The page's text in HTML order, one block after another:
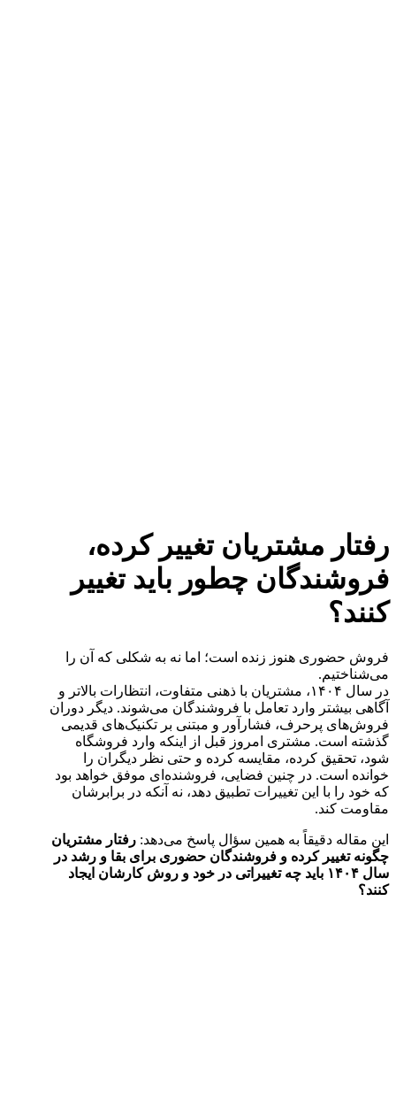
رفتار مشتریان تغییر کرده،
فروشندگان چطور باید تغییر
کنند؟
فروش حضوری هنوز زنده است؛ اما نه به شکلی که آن را
می‌شناختیم.
در سال ۱۴۰۴، مشتریان با ذهنی متفاوت، انتظارات بالاتر و
آگاهی بیشتر وارد تعامل با فروشندگان می‌شوند. دیگر دوران
فروش‌های پرحرف، فشارآور و مبتنی بر تکنیک‌های قدیمی
گذشته است. مشتری امروز قبل از اینکه وارد فروشگاه
شود، تحقیق کرده، مقایسه کرده و حتی نظر دیگران را
خوانده است. در چنین فضایی، فروشنده‌ای موفق خواهد بود
که خود را با این تغییرات تطبیق دهد، نه آنکه در برابرشان
مقاومت کند.
این مقاله دقیقاً به همین سؤال پاسخ می‌دهد: رفتار مشتریان
چگونه تغییر کرده و فروشندگان حضوری برای بقا و رشد در
سال ۱۴۰۴ باید چه تغییراتی در خود و روش کارشان ایجاد
کنند؟